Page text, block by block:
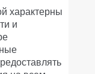
характерны
и